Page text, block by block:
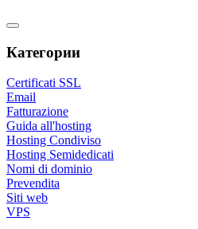
Категории
Certificati SSL
Email
Fatturazione
Guida all'hosting
Hosting Condiviso
Hosting Semidedicati
Nomi di dominio
Prevendita
Siti web
VPS